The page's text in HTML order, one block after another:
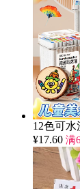
12色可
¥17.60 满